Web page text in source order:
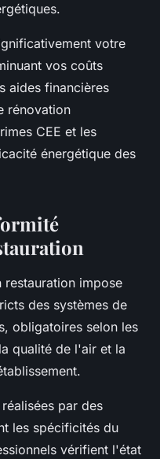
votre
vos coûts
aides financières
rénovation
CEE et les
énergétique des
restauration impose
des systèmes de
obligatoires selon les
qualité de l'air et la
par des
les spécificités du
vérifient l'état